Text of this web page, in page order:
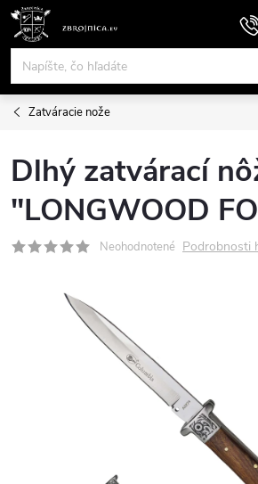
Prejsť
obsah
Zatváracie nože
Dlhý zatvárací
"LONGWOOD
Neohodnotené Podrobnosti